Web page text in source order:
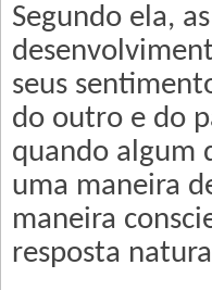
Segundo ela,
seus
do outro e do
quando algum
uma maneira
maneira
resposta